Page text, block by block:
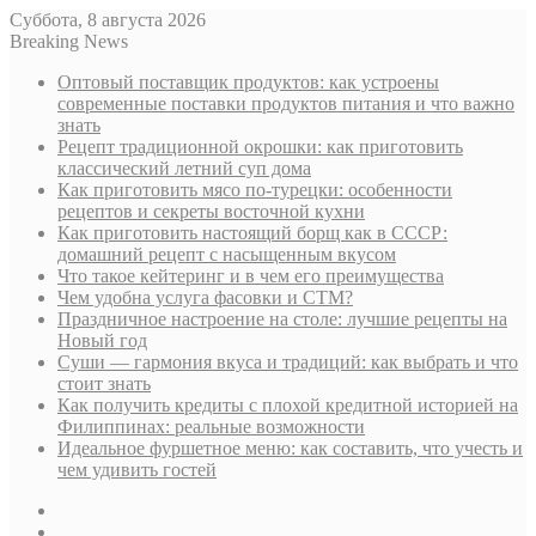
Суббота, 8 августа 2026
Breaking News
Оптовый поставщик продуктов: как устроены
современные поставки продуктов питания и что важно
знать
Рецепт традиционной окрошки: как приготовить
классический летний суп дома
Как приготовить мясо по-турецки: особенности
рецептов и секреты восточной кухни
Как приготовить настоящий борщ как в СССР:
домашний рецепт с насыщенным вкусом
Что такое кейтеринг и в чем его преимущества
Чем удобна услуга фасовки и СТМ?
Праздничное настроение на столе: лучшие рецепты на
Новый год
Суши — гармония вкуса и традиций: как выбрать и что
стоит знать
Как получить кредиты с плохой кредитной историей на
Филиппинах: реальные возможности
Идеальное фуршетное меню: как составить, что учесть и
чем удивить гостей